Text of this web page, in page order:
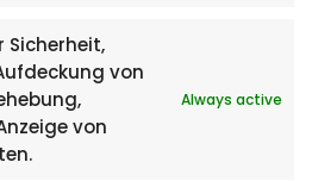
Sicherheit,
von
von
Always active